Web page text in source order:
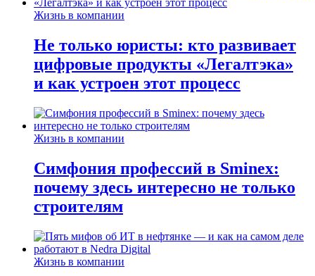
Жизнь в компании
Не только юристы: кто развивает
цифровые продукты «Легалтэка»
и как устроен этот процесс
Жизнь в компании
Симфония профессий в Sminex:
почему здесь интересно не только
строителям
Жизнь в компании